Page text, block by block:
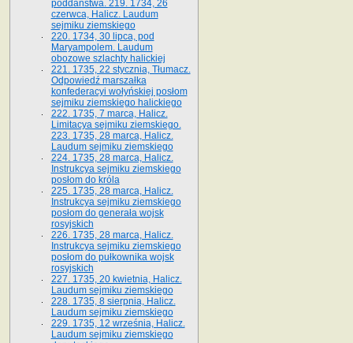
poddaństwa. 219. 1734, 26
czerwca, Halicz. Laudum
sejmiku ziemskiego
220. 1734, 30 lipca, pod
Maryampolem. Laudum
obozowe szlachty halickiej
221. 1735, 22 stycznia, Tłumacz.
Odpowiedź marszałka
konfederacyi wołyńskiej posłom
sejmiku ziemskiego halickiego
222. 1735, 7 marca, Halicz.
Limitacya sejmiku ziemskiego.
223. 1735, 28 marca, Halicz.
Laudum sejmiku ziemskiego
224. 1735, 28 marca, Halicz.
Instrukcya sejmiku ziemskiego
posłom do króla
225. 1735, 28 marca, Halicz.
Instrukcya sejmiku ziemskiego
posłom do generała wojsk
rosyjskich
226. 1735, 28 marca, Halicz.
Instrukcya sejmiku ziemskiego
posłom do pułkownika wojsk
rosyjskich
227. 1735, 20 kwietnia, Halicz.
Laudum sejmiku ziemskiego
228. 1735, 8 sierpnia, Halicz.
Laudum sejmiku ziemskiego
229. 1735, 12 września, Halicz.
Laudum sejmiku ziemskiego